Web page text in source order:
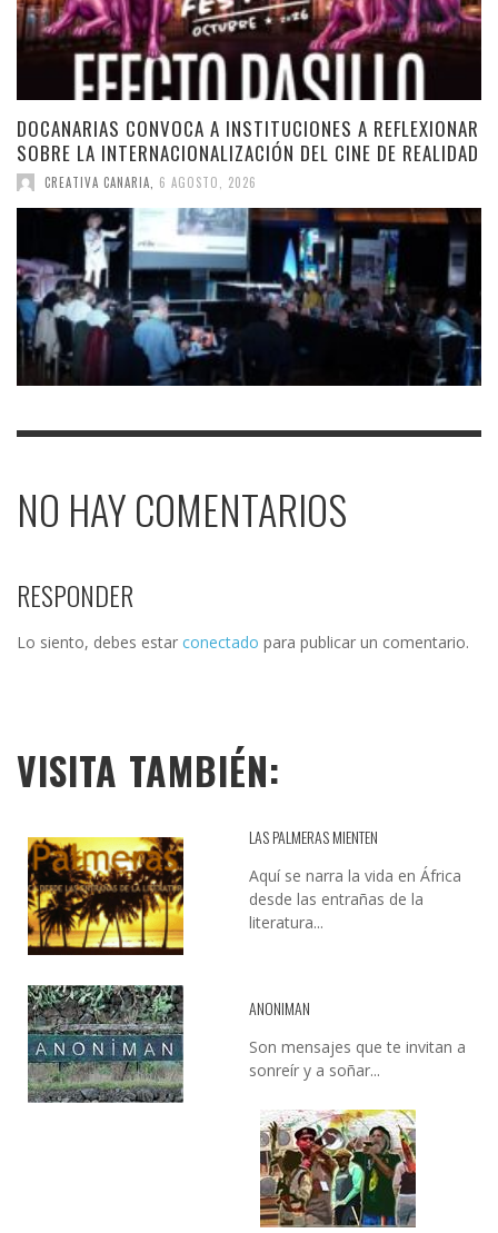
DOCANARIAS CONVOCA A INSTITUCIONES A REFLEXIONAR
SOBRE LA INTERNACIONALIZACIÓN DEL CINE DE REALIDAD
CREATIVA CANARIA 6 AGOSTO, 2026
NO HAY COMENTARIOS
RESPONDER
Lo siento, debes estar conectado para publicar un comentario.
VISITA TAMBIÉN:
LAS PALMERAS MIENTEN
Aquí se narra la vida en África
desde las entrañas de la
literatura...
ANONIMAN
Son mensajes que te invitan a
sonreír y a soñar...